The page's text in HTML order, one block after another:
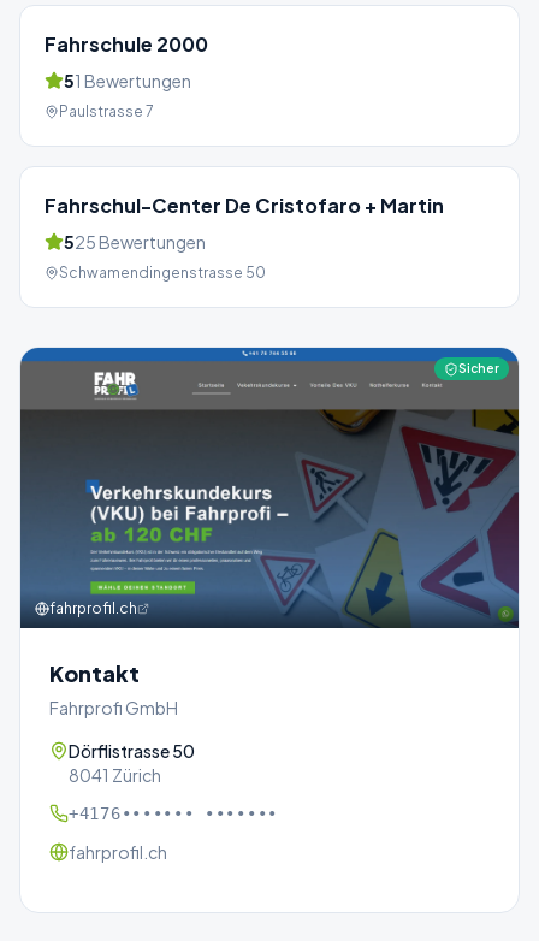
Fahrschule 2000
51 Bewertungen
Paulstrasse 7
Fahrschul-Center De Cristofaro + Martin
525 Bewertungen
Schwamendingenstrasse 50
Sicher
fahrprofil.ch
Kontakt
Fahrprofi GmbH
Dörflistrasse 50
8041 Zürich
+4176••••••• •••••••
fahrprofil.ch